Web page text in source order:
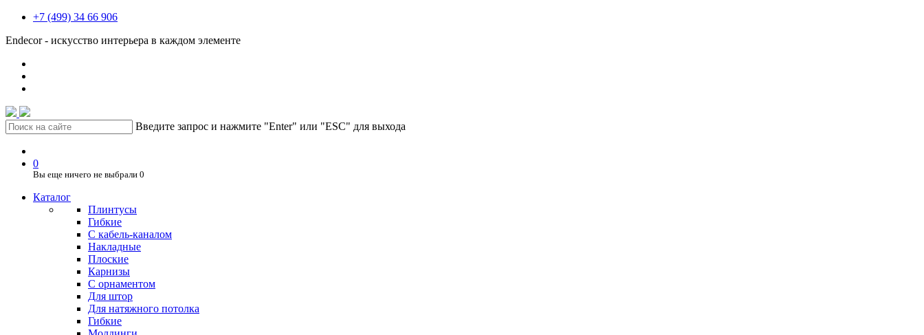
+7 (499) 34 66 906
Endecor - искусство интерьера в каждом элементе
Введите запрос и нажмите "Enter" или "ESC" для выхода
0
Вы еще ничего не выбрали 0
Каталог
Плинтусы
Гибкие
C кабель-каналом
Накладные
Плоские
Карнизы
С орнаментом
Для штор
Для натяжного потолка
Гибкие